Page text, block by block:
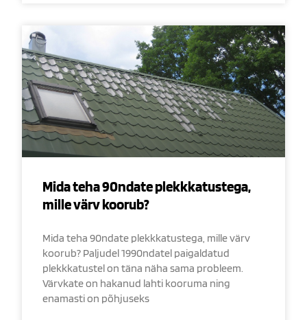
Mida teha 90ndate plekkkatustega,
mille värv koorub?
Mida teha 90ndate plekkkatustega, mille värv
koorub? Paljudel 1990ndatel paigaldatud
plekkkatustel on täna näha sama probleem.
Värvkate on hakanud lahti kooruma ning
enamasti on põhjuseks